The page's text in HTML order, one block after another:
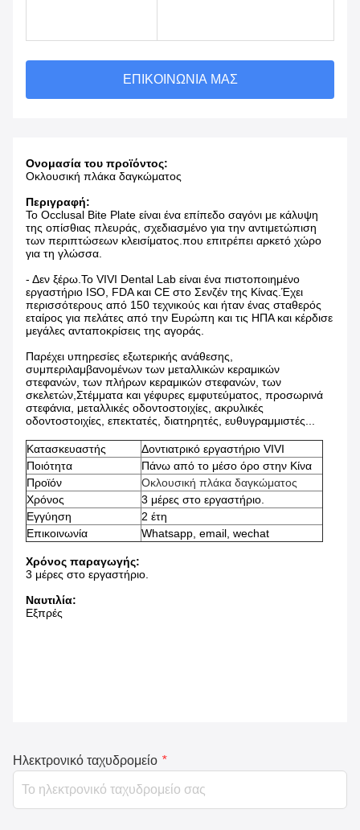
ΕΠΙΚΟΙΝΩΝΊΑ ΜΑΣ
Ονομασία του προϊόντος:
Οκλουσική πλάκα δαγκώματος
Περιγραφή:
Το Occlusal Bite Plate είναι ένα επίπεδο σαγόνι με κάλυψη
της οπίσθιας πλευράς, σχεδιασμένο για την αντιμετώπιση
των περιπτώσεων κλεισίματος.που επιτρέπει αρκετό χώρο
για τη γλώσσα.
- Δεν ξέρω. Το VIVI Dental Lab είναι ένα πιστοποιημένο
εργαστήριο ISO, FDA και CE στο Σενζέν της Κίνας.Έχει
περισσότερους από 150 τεχνικούς και ήταν ένας σταθερός
εταίρος για πελάτες από την Ευρώπη και τις ΗΠΑ και κέρδισε
μεγάλες ανταποκρίσεις της αγοράς.
Παρέχει υπηρεσίες εξωτερικής ανάθεσης,
συμπεριλαμβανομένων των μεταλλικών κεραμικών
στεφανών, των πλήρων κεραμικών στεφανών, των
σκελετών,Στέμματα και γέφυρες εμφυτεύματος, προσωρινά
στεφάνια, μεταλλικές οδοντοστοιχίες, ακρυλικές
οδοντοστοιχίες, επεκτατές, διατηρητές, ευθυγραμμιστές...
Κατασκευαστής
Δοντιατρικό εργαστήριο VIVI
Ποιότητα
Πάνω από το μέσο όρο στην Κίνα
Προϊόν
Οκλουσική πλάκα δαγκώματος
Χρόνος
3 μέρες στο εργαστήριο.
Εγγύηση
2 έτη
Επικοινωνία
Whatsapp, email, wechat
Χρόνος παραγωγής:
3 μέρες στο εργαστήριο.
Ναυτιλία:
Εξπρές
Ηλεκτρονικό ταχυδρομείο *